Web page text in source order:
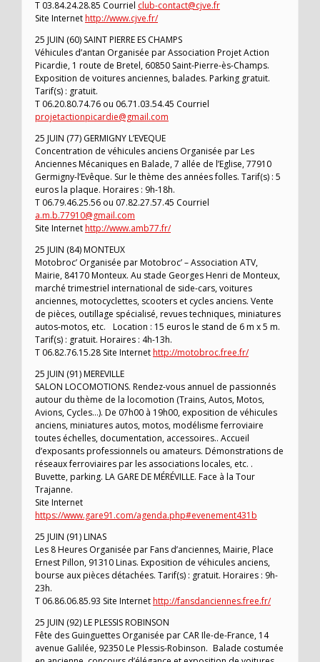
T 03.84.24.28.85 Courriel club-contact@cjve.fr
Site Internethttp://www.cjve.fr/
25 JUIN (60) SAINT PIERRE ES CHAMPS
Véhicules d’antan Organisée par Association Projet Action
Picardie, 1 route de Bretel, 60850 Saint-Pierre-ès-Champs.
Exposition de voitures anciennes, balades. Parking gratuit.
Tarif(s) : gratuit.
T 06.20.80.74.76 ou 06.71.03.54.45 Courriel
projetactionpicardie@gmail.com
25 JUIN (77) GERMIGNY L’EVEQUE
Concentration de véhicules anciens Organisée par Les
Anciennes Mécaniques en Balade, 7 allée de l’Eglise, 77910
Germigny-l’Evêque. Sur le thème des années folles. Tarif(s) : 5
euros la plaque. Horaires : 9h-18h.
T 06.79.46.25.56 ou 07.82.27.57.45 Courriel
a.m.b.77910@gmail.com
Site Internethttp://www.amb77.fr/
25 JUIN (84) MONTEUX
Motobroc’ Organisée par Motobroc’ – Association ATV,
Mairie, 84170 Monteux. Au stade Georges Henri de Monteux,
marché trimestriel international de side-cars, voitures
anciennes, motocyclettes, scooters et cycles anciens. Vente
de pièces, outillage spécialisé, revues techniques, miniatures
autos-motos, etc. Location : 15 euros le stand de 6 m x 5 m.
Tarif(s) : gratuit. Horaires : 4h-13h.
T 06.82.76.15.28 Site Internethttp://motobroc.free.fr/
25 JUIN (91) MEREVILLE
SALON LOCOMOTIONS. Rendez-vous annuel de passionnés
autour du thème de la locomotion (Trains, Autos, Motos,
Avions, Cycles…). De 07h00 à 19h00, exposition de véhicules
anciens, miniatures autos, motos, modélisme ferroviaire
toutes échelles, documentation, accessoires.. Accueil
d’exposants professionnels ou amateurs. Démonstrations de
réseaux ferroviaires par les associations locales, etc. .
Buvette, parking. LA GARE DE MÉRÉVILLE. Face à la Tour
Trajanne.
Site Internet
https://www.gare91.com/agenda.php#evenement431b
25 JUIN (91) LINAS
Les 8 Heures Organisée par Fans d’anciennes, Mairie, Place
Ernest Pillon, 91310 Linas. Exposition de véhicules anciens,
bourse aux pièces détachées. Tarif(s) : gratuit. Horaires : 9h-
23h.
T 06.86.06.85.93 Site Internethttp://fansdanciennes.free.fr/
25 JUIN (92) LE PLESSIS ROBINSON
Fête des Guinguettes Organisée par CAR Ile-de-France, 14
avenue Galilée, 92350 Le Plessis-Robinson. Balade costumée